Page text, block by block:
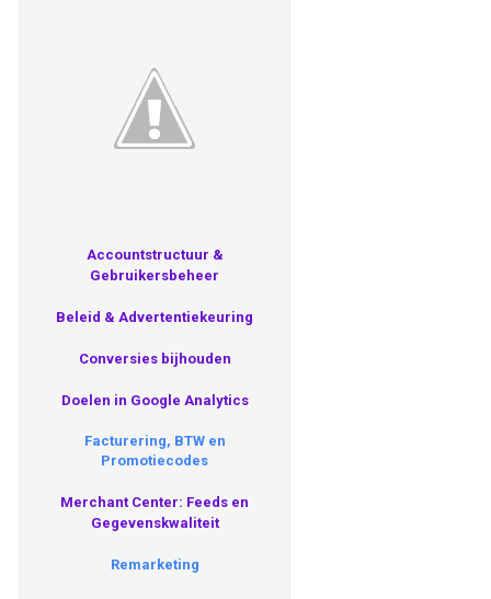
Accountstructuur &
Gebruikersbeheer
Beleid & Advertentiekeuring
Conversies bijhouden
Doelen in Google Analytics
Facturering, BTW en
Promotiecodes
Merchant Center: Feeds en
Gegevenskwaliteit
Remarketing